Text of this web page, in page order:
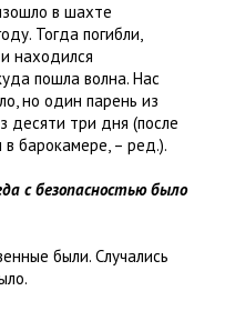
в шахте
Тогда погибли,
находился
пошла волна. Нас
но один парень из
десяти три дня (после
барокамере, – ред.).
с безопасностью было
были. Случались